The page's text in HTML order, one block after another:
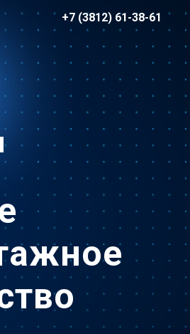
+7 (3812) 61-38-61